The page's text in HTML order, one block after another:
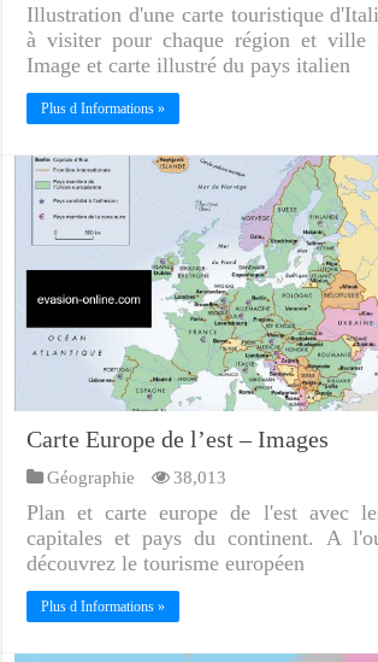
Illustration d'une carte touristique
à visiter pour chaque région et ville
Image et carte illustré du pays italien
Plus d Informations »
Carte Europe de l’est – Images
Géographie 38,013
Plan et carte europe de l'est avec
capitales et pays du continent. A
découvrez le tourisme européen
Plus d Informations »